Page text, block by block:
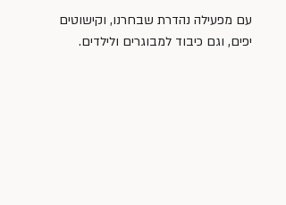
עם מפעילה נהדרת שבחרנו, וקישוטים
יפים, וגם כיבוד למבוגרים ולילדים.